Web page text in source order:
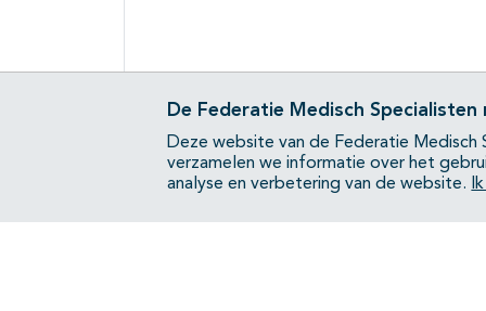
De Federatie Medisch
Deze website van de Federatie Medisch
verzamelen we informatie over het
analyse en verbetering van de website.